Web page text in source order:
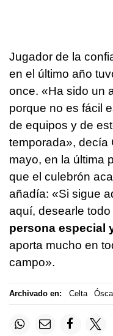
Jugador de la
en el último año
once. «Ha sido un
porque no es fácil
de equipos y de
temporada», decía
mayo, en la última
que el culebrón
añadía: «Si sigue
aquí, desearle
persona especial
aporta mucho en
campo».
Archivado en: Celta